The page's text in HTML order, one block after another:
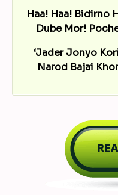
Haa! Haa! Bidirno
Dube Mor!
‘Jader Jonyo
Narod Bajai